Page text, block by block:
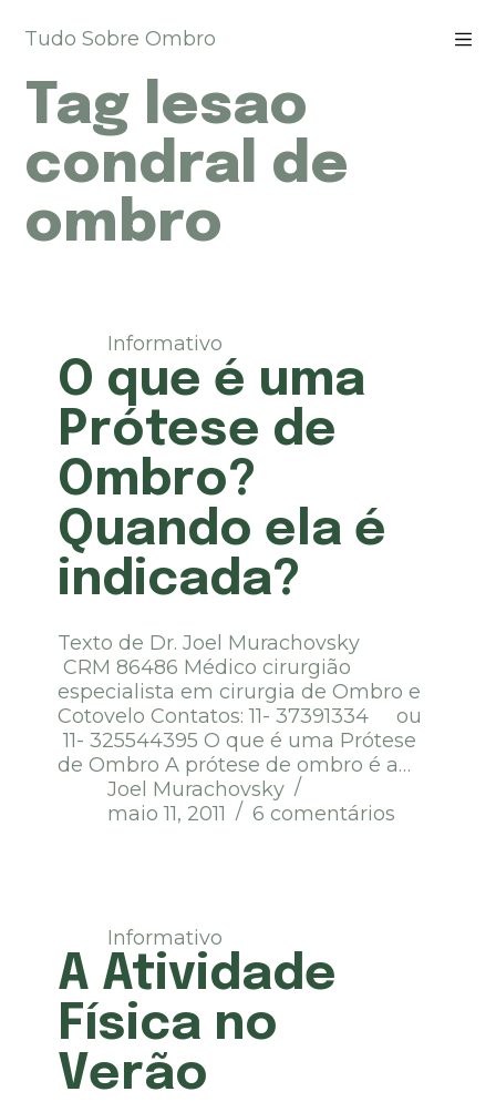
u
a
a
a
o
Tudo Sobre Ombro
Tag lesao
condral de
ombro
Informativo
O que é uma
Prótese de
Ombro?
Quando ela é
indicada?
Texto de Dr. Joel Murachovsky
CRM 86486 Médico cirurgião
especialista em cirurgia de Ombro e
Cotovelo Contatos: 11- 37391334 ou
11- 325544395 O que é uma Prótese
de Ombro A prótese de ombro é a…
Joel Murachovsky
maio 11, 2011
6 comentários
Informativo
A Atividade
Física no
Verão